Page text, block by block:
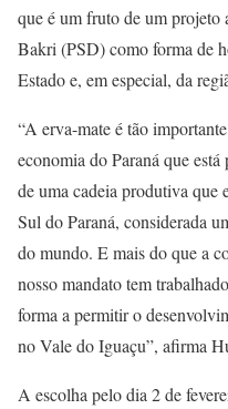
que é um fruto de um projeto
Bakri (PSD) como forma de
Estado e, em especial, da
“A erva-mate é tão
economia do Paraná que está
de uma cadeia produtiva que
Sul do Paraná, considerada
do mundo. E mais do que a
nosso mandato tem
forma a permitir o
no Vale do Iguaçu”, afirma
A escolha pelo dia 2 de